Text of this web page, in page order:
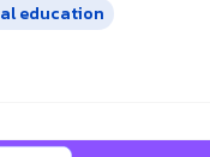
education